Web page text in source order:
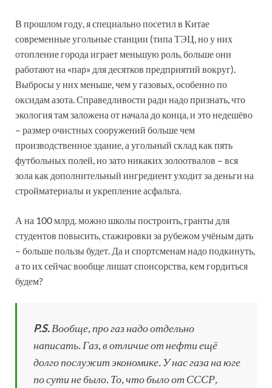
В прошлом году, я специально посетил в Китае
современные угольные станции (типа ТЭЦ, но у них
отопление города играет меньшую роль, больше они
работают на «пар» для десятков предприятий вокруг).
Выбросы у них меньше, чем у газовых, особенно по
оксидам азота. Справедливости ради надо признать, что
экология там заложена от начала до конца, и это недешёво
– размер очистных сооружений больше чем
производственное здание, а угольный склад как пять
футбольных полей, но зато никаких золоотвалов – вся
зола как дополнительный ингредиент уходит за деньги на
стройматериалы и укрепление асфальта.
А на 100 млрд. можно школы построить, гранты для
студентов повысить, стажировки за рубежом учёным дать
– больше пользы будет. Да и спортсменам надо подкинуть,
а то их сейчас вообще лишат спонсорства, кем гордиться
будем?
P.S.Вообще, про газ надо отдельно
написать. Газ, в отличие от нефти ещё
долго послужит экономике. У нас газа на юге
по сути не было. То, что было от СССР,